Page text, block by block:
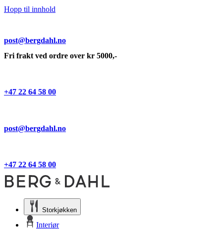
Hopp til innhold
post@bergdahl.no
Fri frakt ved ordre over kr 5000,-
+47 22 64 58 00
post@bergdahl.no
+47 22 64 58 00
Storkjøkken
Interiør